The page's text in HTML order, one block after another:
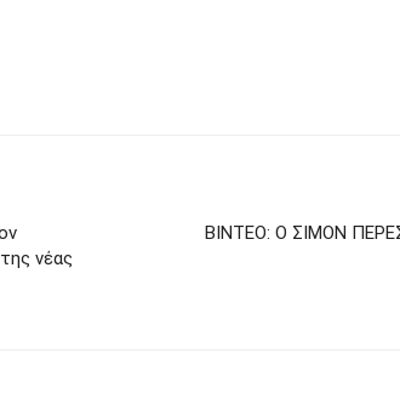
νέας
ΒΙΝΤΕΟ: Ο ΣΙΜΟΝ